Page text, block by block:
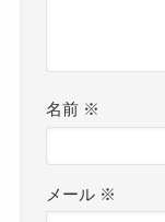
名前 ※
メール ※